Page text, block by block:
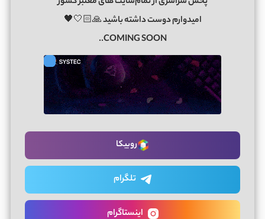
امیدوارم دوست داشته باشید 🙏🏻🤍🖤
COMING SOON..
روبیکا
تلگرام
اینستاگرام